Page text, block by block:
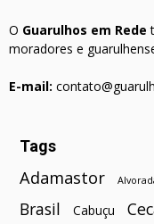
O Guarulhos em Rede
moradores e
E-mail:
Tags
Adamastor
Brasil Cabuçu